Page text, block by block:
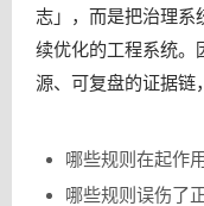
志」，而是把治理系
续优化的工程系统。
源、可复盘的证据链
哪些规则在起作用
哪些规则误伤了